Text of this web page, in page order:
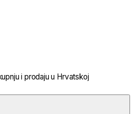
i prodaju u Hrvatskoj